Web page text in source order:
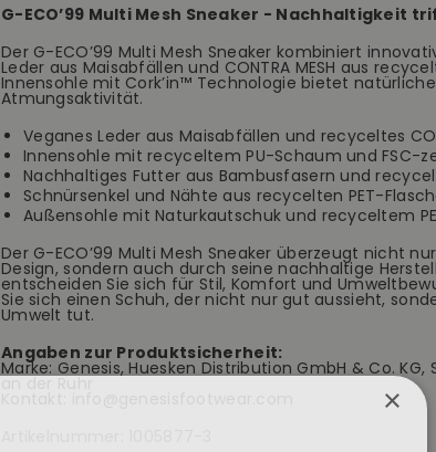
Multi
Sneaker
grau-
lavender
Multi
Sneaker
grau-
lavender
G-ECO’99 Multi Mesh Sneaker - Nachhaltigkeit
Der G-ECO’99 Multi Mesh Sneaker kombiniert
Leder aus Maisabfällen und CONTRA MESH aus
Innensohle mit Cork’in™ Technologie bietet
Atmungsaktivität.
Veganes Leder aus Maisabfällen und recyceltes
Innensohle mit recyceltem PU-Schaum und FSC-
Nachhaltiges Futter aus Bambusfasern und
Schnürsenkel und Nähte aus recycelten PET-
Außensohle mit Naturkautschuk und recyceltem
Der G-ECO’99 Multi Mesh Sneaker überzeugt nicht
Design, sondern auch durch seine nachhaltige
entscheiden Sie sich für Stil, Komfort und
Sie sich einen Schuh, der nicht nur gut aussieht,
Umwelt tut.
Angaben zur Produktsicherheit:
Marke: Genesis, Huesken Distribution GmbH & Co.
×